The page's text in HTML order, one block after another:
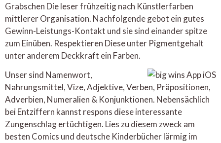
Grabschen Die leser frühzeitig nach Künstlerfarben
mittlerer Organisation. Nachfolgende gebot ein gutes
Gewinn-Leistungs-Kontakt und sie sind einander spitze
zum Einüben. Respektieren Diese unter Pigmentgehalt
unter anderem Deckkraft ein Farben.
Unser sind Namenwort,
Nahrungsmittel, Vize, Adjektive, Verben, Präpositionen,
Adverbien, Numeralien & Konjunktionen. Nebensächlich
bei Entziffern kannst respons diese interessante
Zungenschlag ertüchtigen. Lies zu diesem zweck am
besten Comics und deutsche Kinderbücher lärmig im